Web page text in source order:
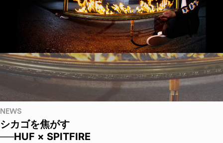
NEWS
シカゴを焦がす
──HUF × SPITFIRE